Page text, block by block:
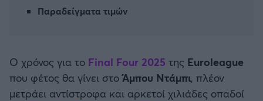
Μπαρτσελόνα
Ρεάλ Μαδρίτης
Παραδείγματα τιμών
Ο χρόνος για το Final Four 2025 της Euroleague
που φέτος θα γίνει στοΆμπου Ντάμπι, πλέον
μετράει αντίστροφα και αρκετοί χιλιάδες οπαδοί